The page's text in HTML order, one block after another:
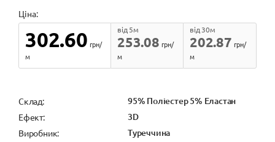
Ціна:
302.60 грн/
м
253.08
від 5м
грн/
м
202.87
від 30м
грн/
м
Cклад: 95% Поліестер 5% Еластан
Ефект: 3D
Виробник: Туреччина